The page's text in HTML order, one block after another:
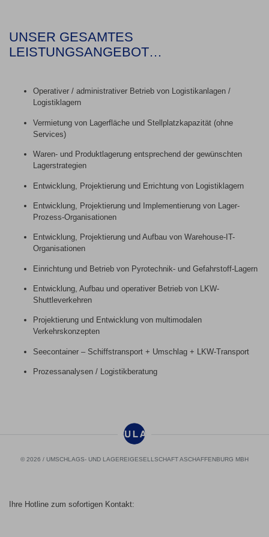
UNSER GESAMTES
LEISTUNGSANGEBOT…
Operativer / administrativer Betrieb von Logistikanlagen /
Logistiklagern
Vermietung von Lagerfläche und Stellplatzkapazität (ohne
Services)
Waren- und Produktlagerung entsprechend der gewünschten
Lagerstrategien
Entwicklung, Projektierung und Errichtung von Logistiklagern
Entwicklung, Projektierung und Implementierung von Lager-
Prozess-Organisationen
Entwicklung, Projektierung und Aufbau von Warehouse-IT-
Organisationen
Einrichtung und Betrieb von Pyrotechnik- und Gefahrstoff-Lagern
Entwicklung, Aufbau und operativer Betrieb von LKW-
Shuttleverkehren
Projektierung und Entwicklung von multimodalen
Verkehrskonzepten
Seecontainer – Schiffstransport + Umschlag + LKW-Transport
Prozessanalysen / Logistikberatung
© 2026 / UMSCHLAGS- UND LAGEREIGESELLSCHAFT ASCHAFFENBURG MBH
Ihre Hotline zum sofortigen Kontakt: